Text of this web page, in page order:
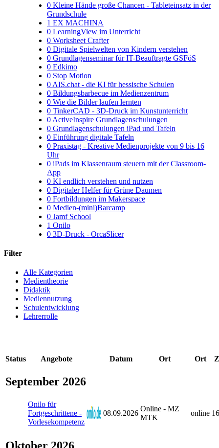
0 Kleine Hände große Chancen - Tableteinsatz in der
Grundschule
1 EX MACHINA
0 LearningView im Unterricht
0 Worksheet Crafter
0 Digitale Spielwelten von Kindern verstehen
0 Grundlagenseminar für IT-Beauftragte GSFöS
0 Edkimo
0 Stop Motion
0 AIS.chat - die KI für hessische Schulen
0 Bildungsbarbecue im Medienzentrum
0 Wie die Bilder laufen lernten
0 TinkerCAD - 3D-Druck im Kunstunterricht
0 ActiveInspire Grundlagenschulungen
0 Grundlagenschulungen iPad und Tafeln
0 Einführung digitale Tafeln
0 Praxistag - Kreative Medienprojekte von 9 bis 16
Uhr
0 iPads im Klassenraum steuern mit der Classroom-
App
0 KI endlich verstehen und nutzen
0 Digitaler Helfer für Grüne Daumen
0 Fortbildungen im Makerspace
0 Medien-(mini)Barcamp
0 Jamf School
1 Onilo
0 3D-Druck - OrcaSlicer
Filter
Alle Kategorien
Medientheorie
Didaktik
Mediennutzung
Schulentwicklung
Lehrerrolle
Status Angebote Datum Ort Ort
September 2026
Onilo für
Fortgeschrittene -
Vorlesekompetenz
08.09.2026
Online - MZ
MTK
online